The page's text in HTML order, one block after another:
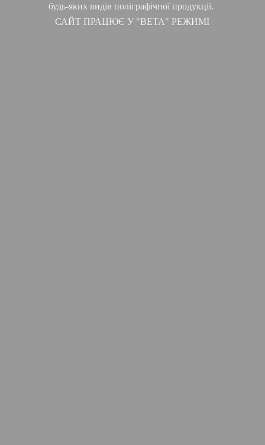
будь-яких видів поліграфічної продукції.
САЙТ ПРАЦЮЄ У "ВЕТА" РЕЖИМІ